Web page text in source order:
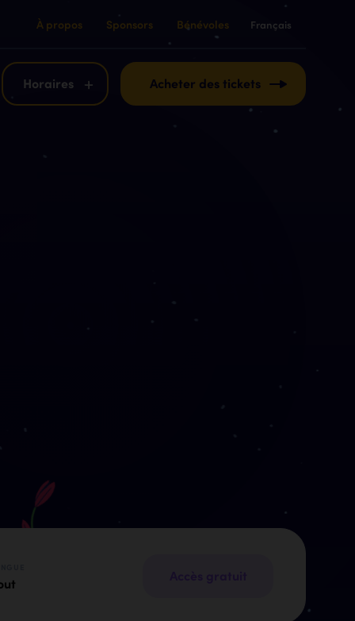
À propos Sponsors Bénévoles Français
Français
Horaires Acheter des tickets